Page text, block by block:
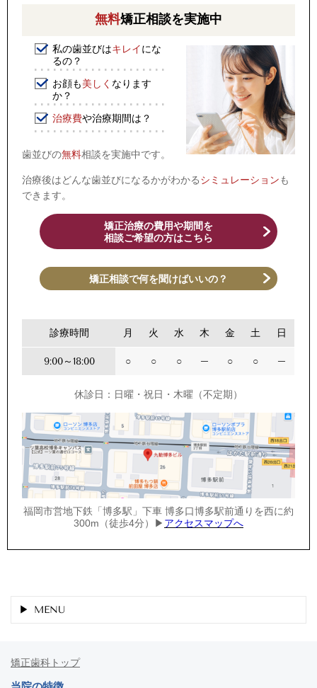
無料矯正相談を実施中
私の歯並びはキレイにな
るの？
お顔も美しく なります
か？
治療費や治療期間は？
歯並びの無料相談を実施中です。
治療後はどんな歯並びになるかがわかるシミュレーションも
できます。
矯正治療の費用や期間を
相談ご希望の方はこちら
矯正相談で何を聞けばいいの？
診療時間 月 火 水 木 金 土 日
9:00～18:00 ○ ○ ○ ─ ○ ○ ─
休診日：日曜・祝日・木曜（不定期）
福岡市営地下鉄「博多駅」下車 博多口博多駅前通りを西に約
300m（徒歩4分）▶ アクセスマップへ
MENU
矯正歯科トップ